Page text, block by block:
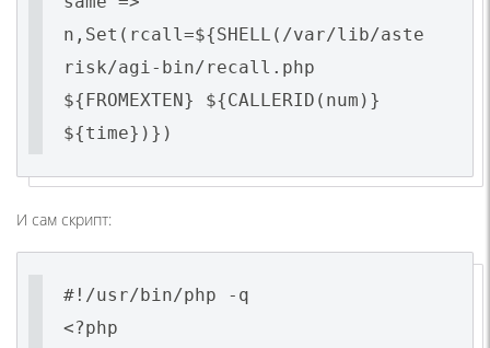
n,Set(rcall=${SHELL(/var/lib/aste
risk/agi-bin/recall.php
${FROMEXTEN} ${CALLERID(num)}
И сам скрипт:
#!/usr/bin/php -q
<?php